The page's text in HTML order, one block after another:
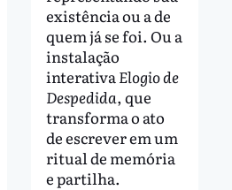
existência ou a de
quem já se foi. Ou a
instalação
interativa Elogio de
Despedida, que
transforma o ato
de escrever em um
ritual de memória
e partilha.